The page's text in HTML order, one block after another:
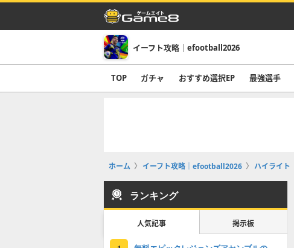
イーフト攻略｜efootball2026
TOP ガチャ おすすめ選択EP 最強選手
ホーム イーフト攻略｜efootball2026 ハイライト
ランキング
人気記事 掲示板